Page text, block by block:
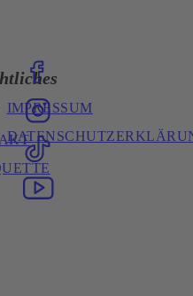
IMPRESSUM